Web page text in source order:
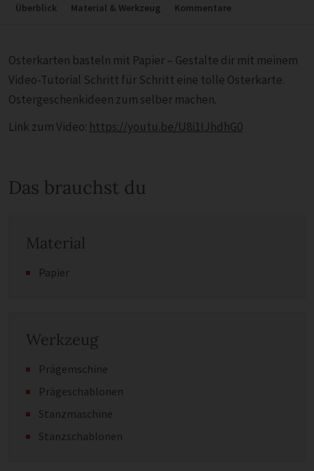
Überblick Material & Werkzeug Kommentare
Osterkarten basteln mit Papier – Gestalte dir mit meinem
Video-Tutorial Schritt für Schritt eine tolle Osterkarte.
Ostergeschenkideen zum selber machen.
Link zum Video: https://youtu.be/U8i1IJhdhG0
Das brauchst du
Material
Papier
Werkzeug
Prägemschine
Prägeschablonen
Stanzmaschine
Stanzschablonen